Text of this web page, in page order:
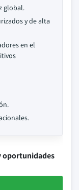
global.
y de alta
en el
oportunidades